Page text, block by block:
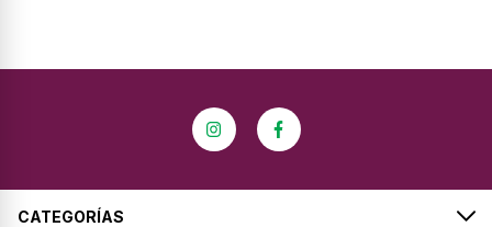
CATEGORÍAS